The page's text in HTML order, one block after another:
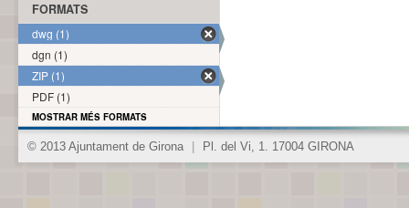
FORMATS
dwg (1)
dgn (1)
ZIP (1)
PDF (1)
MOSTRAR MÉS FORMATS
© 2013 Ajuntament de Girona Pl. del Vi, 1. 17004 GIRONA